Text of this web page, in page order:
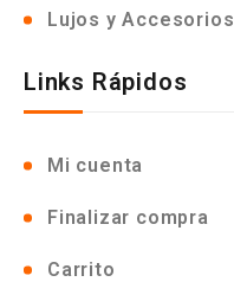
Lujos y Accesorios
Links Rápidos
Mi cuenta
Finalizar compra
Carrito